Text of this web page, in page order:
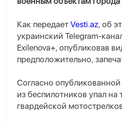
Как передает Vesti.az, об
украинский Telegram-
Exilenova+, опубликовав
предположительно,
Согласно
из беспилотников упал
гвардейской